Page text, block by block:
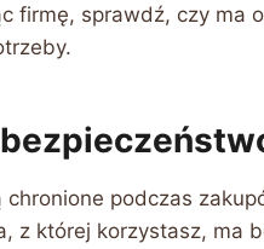
firmę, sprawdź, czy ma
podczas
z której korzystasz, ma